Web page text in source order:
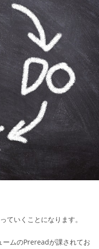
ていくことになります。
ームのPrereadが課されてお